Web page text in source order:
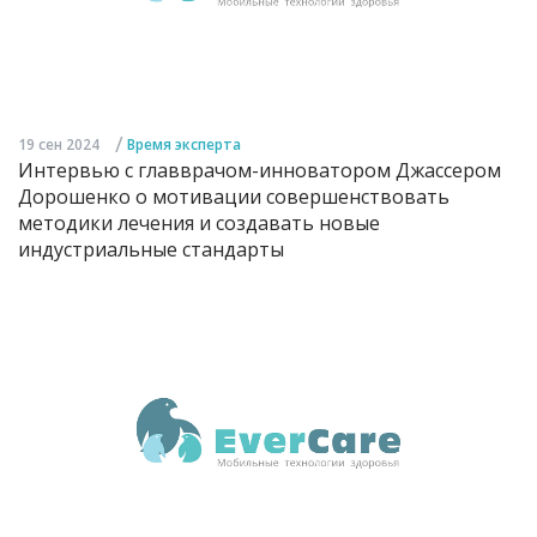
19 сен 2024 / Время эксперта
Интервью с главврачом-инноватором Джассером
Дорошенко о мотивации совершенствовать
методики лечения и создавать новые
индустриальные стандарты